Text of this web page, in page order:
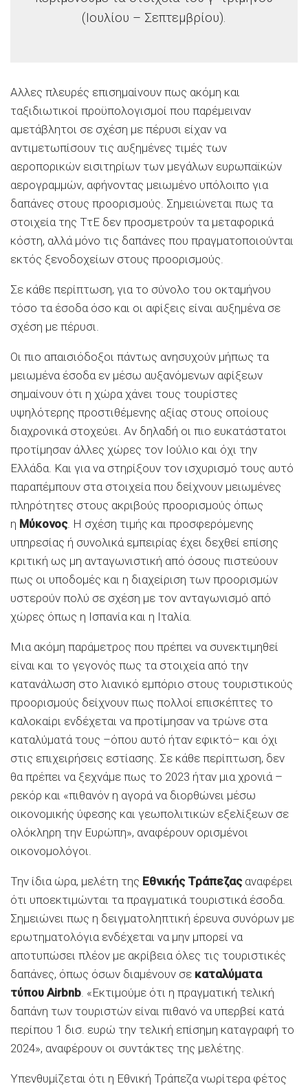
(Ιουλίου – Σεπτεμβρίου).
Αλλες πλευρές επισημαίνουν πως ακόμη και
ταξιδιωτικοί προϋπολογισμοί που παρέμειναν
αμετάβλητοι σε σχέση με πέρυσι είχαν να
αντιμετωπίσουν τις αυξημένες τιμές των
αεροπορικών εισιτηρίων των μεγάλων ευρωπαϊκών
αερογραμμών, αφήνοντας μειωμένο υπόλοιπο για
δαπάνες στους προορισμούς. Σημειώνεται πως τα
στοιχεία της ΤτΕ δεν προσμετρούν τα μεταφορικά
κόστη, αλλά μόνο τις δαπάνες που πραγματοποιούνται
εκτός ξενοδοχείων στους προορισμούς.
Σε κάθε περίπτωση, για το σύνολο του οκταμήνου
τόσο τα έσοδα όσο και οι αφίξεις είναι αυξημένα σε
σχέση με πέρυσι.
Οι πιο απαισιόδοξοι πάντως ανησυχούν μήπως τα
μειωμένα έσοδα εν μέσω αυξανόμενων αφίξεων
σημαίνουν ότι η χώρα χάνει τους τουρίστες
υψηλότερης προστιθέμενης αξίας στους οποίους
διαχρονικά στοχεύει. Αν δηλαδή οι πιο ευκατάστατοι
προτίμησαν άλλες χώρες τον Ιούλιο και όχι την
Ελλάδα. Και για να στηρίξουν τον ισχυρισμό τους αυτό
παραπέμπουν στα στοιχεία που δείχνουν μειωμένες
πληρότητες στους ακριβούς προορισμούς όπως
η Μύκονος. Η σχέση τιμής και προσφερόμενης
υπηρεσίας ή συνολικά εμπειρίας έχει δεχθεί επίσης
κριτική ως μη ανταγωνιστική από όσους πιστεύουν
πως οι υποδομές και η διαχείριση των προορισμών
υστερούν πολύ σε σχέση με τον ανταγωνισμό από
χώρες όπως η Ισπανία και η Ιταλία.
Μια ακόμη παράμετρος που πρέπει να συνεκτιμηθεί
είναι και το γεγονός πως τα στοιχεία από την
κατανάλωση στο λιανικό εμπόριο στους τουριστικούς
προορισμούς δείχνουν πως πολλοί επισκέπτες το
καλοκαίρι ενδέχεται να προτίμησαν να τρώνε στα
καταλύματά τους –όπου αυτό ήταν εφικτό– και όχι
στις επιχειρήσεις εστίασης. Σε κάθε περίπτωση, δεν
θα πρέπει να ξεχνάμε πως το 2023 ήταν μια χρονιά –
ρεκόρ και «πιθανόν η αγορά να διορθώνει μέσω
οικονομικής ύφεσης και γεωπολιτικών εξελίξεων σε
ολόκληρη την Ευρώπη», αναφέρουν ορισμένοι
οικονομολόγοι.
Την ίδια ώρα, μελέτη της Εθνικής Τράπεζαςαναφέρει
ότι υποεκτιμώνται τα πραγματικά τουριστικά έσοδα.
Σημειώνει πως η δειγματοληπτική έρευνα συνόρων με
ερωτηματολόγια ενδέχεται να μην μπορεί να
αποτυπώσει πλέον με ακρίβεια όλες τις τουριστικές
δαπάνες, όπως όσων διαμένουν σε καταλύματα
τύπου Airbnb . «Εκτιμούμε ότι η πραγματική τελική
δαπάνη των τουριστών είναι πιθανό να υπερβεί κατά
περίπου 1 δισ. ευρώ την τελική επίσημη καταγραφή το
2024», αναφέρουν οι συντάκτες της μελέτης.
Υπενθυμίζεται ότι η Εθνική Τράπεζα νωρίτερα φέτος